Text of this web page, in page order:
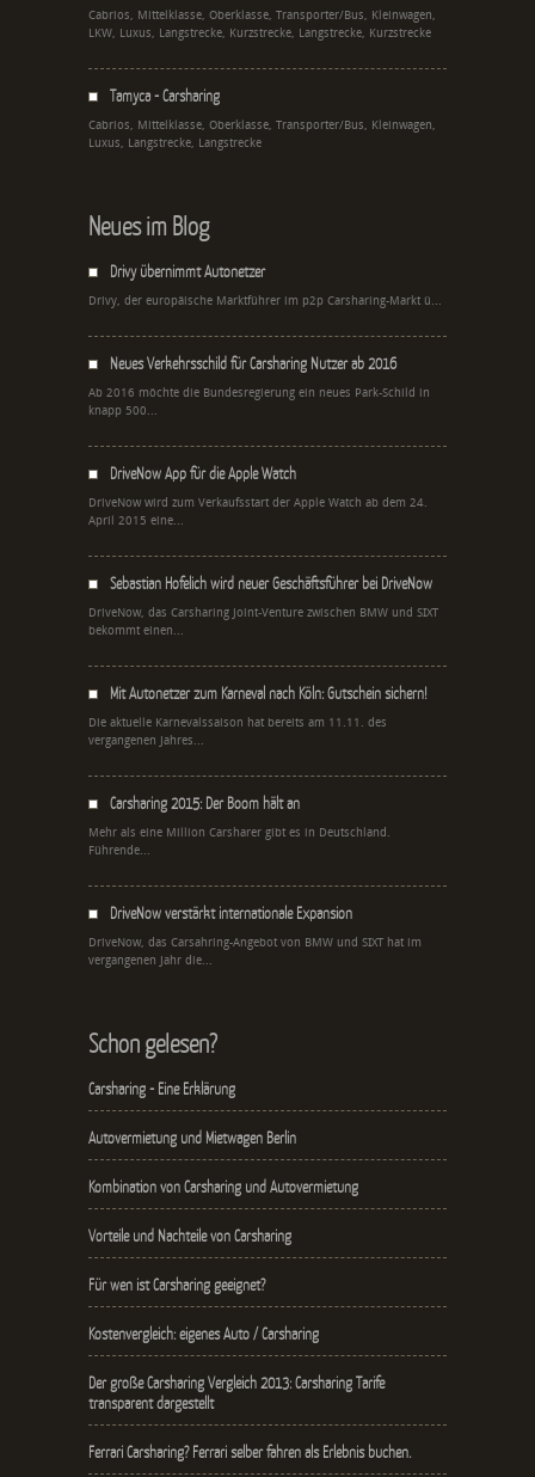
Cabrios, Mittelklasse, Oberklasse, Transporter/Bus, Kleinwagen,
LKW, Luxus, Langstrecke, Kurzstrecke, Langstrecke, Kurzstrecke
Tamyca - Carsharing
Cabrios, Mittelklasse, Oberklasse, Transporter/Bus, Kleinwagen,
Luxus, Langstrecke, Langstrecke
Neues im Blog
Drivy übernimmt Autonetzer
Drivy, der europäische Marktführer im p2p Carsharing-Markt ü...
Neues Verkehrsschild für Carsharing Nutzer ab 2016
Ab 2016 möchte die Bundesregierung ein neues Park-Schild in
knapp 500...
DriveNow App für die Apple Watch
DriveNow wird zum Verkaufsstart der Apple Watch ab dem 24.
April 2015 eine...
Sebastian Hofelich wird neuer Geschäftsführer bei DriveNow
DriveNow, das Carsharing Joint-Venture zwischen BMW und SIXT
bekommt einen...
Mit Autonetzer zum Karneval nach Köln: Gutschein sichern!
Die aktuelle Karnevalssaison hat bereits am 11.11. des
vergangenen Jahres...
Carsharing 2015: Der Boom hält an
Mehr als eine Million Carsharer gibt es in Deutschland.
Führende...
DriveNow verstärkt internationale Expansion
DriveNow, das Carsahring-Angebot von BMW und SIXT hat im
vergangenen Jahr die...
Schon gelesen?
Carsharing - Eine Erklärung
Autovermietung und Mietwagen Berlin
Kombination von Carsharing und Autovermietung
Vorteile und Nachteile von Carsharing
Für wen ist Carsharing geeignet?
Kostenvergleich: eigenes Auto / Carsharing
Der große Carsharing Vergleich 2013: Carsharing Tarife
transparent dargestellt
Ferrari Carsharing? Ferrari selber fahren als Erlebnis buchen.